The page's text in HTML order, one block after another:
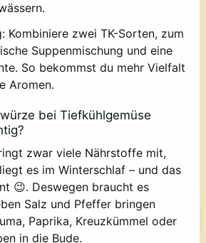
Kombiniere zwei TK-Sorten, zum
Suppenmischung und eine
So bekommst du mehr Vielfalt
Aromen.
bei Tiefkühlgemüse
zwar viele Nährstoffe mit,
es im Winterschlaf – und das
😉. Deswegen braucht es
Salz und Pfeffer bringen
Paprika, Kreuzkümmel oder
in die Bude.